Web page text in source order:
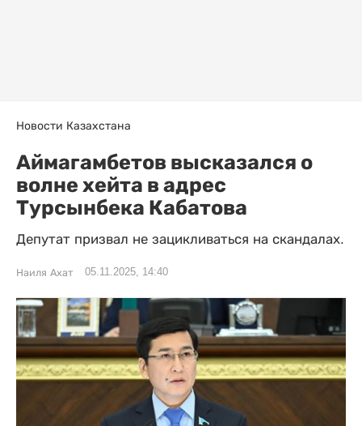
Новости Казахстана
Аймагамбетов высказался о
волне хейта в адрес
Турсынбека Кабатова
Депутат призвал не зацикливаться на скандалах.
Наиля Ахат 05.11.2025, 14:40